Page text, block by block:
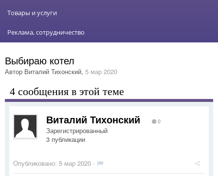
Товары и услуги
Реклама, сотрудничество
Выбираю котел
Автор Виталий Тихонский, 5 мар 2020
4 сообщения в этой теме
Виталий Тихонский 0
Зарегистрированный
3 публикации
Опубликовано: 5 мар 2020 ·